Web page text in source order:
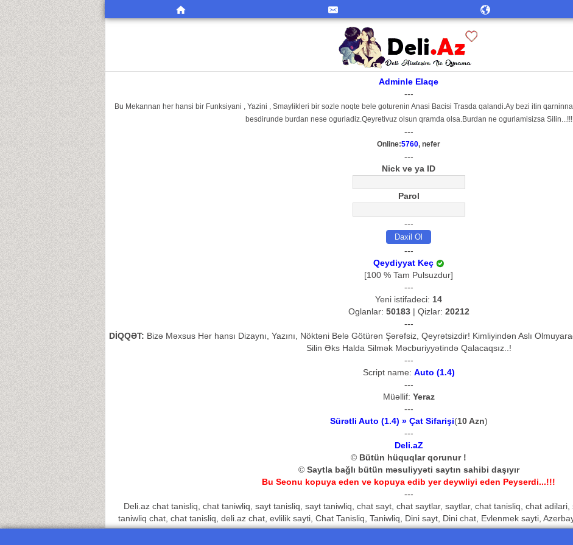
Adminle Elaqe
---
Bu Mekannan her hansi bir Funksiyani , Yazini , Smaylikleri bir sozle noqte bele goturenin Anasi Bacisi Trasda qalandi.Ay bezi itin
besdirunde burdan nese ogurladiz.Qeyretivuz olsun qramda olsa.Burdan ne ogurlamisizsa Silin...!!!
---
Online:5760, nefer
---
Nick ve ya ID
Parol
---
---
Qeydiyyat Keç
[100 % Tam Pulsuzdur]
---
Yeni istifadeci: 14
Oglanlar: 50183| Qizlar: 20212
---
DİQQƏT: Bizə Məxsus Hər hansı Dizaynı, Yazını, Nöktəni Belə Götürən Şərəfsiz, Qeyrətsizdir! Kimliyindən Aslı
Silin Əks Halda Silmək Məcburiyyətində Qalacaqsız..!
---
Script name: Auto (1.4)
---
Müəllif: Yeraz
---
Sürətli Auto (1.4) » Çat Sifarişi(10 Azn)
---
Deli.aZ
© Bütün hüquqlar qorunur !
© Saytla bağlı bütün məsuliyyəti saytın sahibi daşıyır
Bu Seonu kopuya eden ve kopuya edib yer deywliyi eden Peyserdi...!!!
---
Deli.az chat tanisliq, chat taniwliq, sayt tanisliq, sayt taniwliq, chat sayt, chat saytlar, saytlar, chat tanisliq, chat
taniwliq chat, chat tanisliq, deli.az chat, evlilik sayti, Chat Tanisliq, Taniwliq, Dini sayt, Dini chat, Evlenmek sayti,